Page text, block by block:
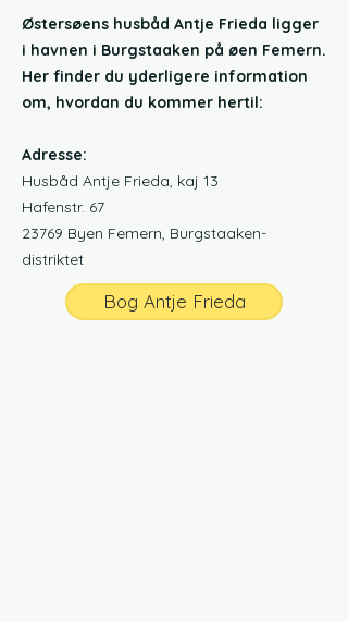
Østersøens husbåd Antje Frieda ligger
i havnen i Burgstaaken på øen Femern.
Her finder du yderligere information
om, hvordan du kommer hertil:
Adresse:
Husbåd Antje Frieda, kaj 13
Hafenstr. 67
23769 Byen Femern, Burgstaaken-
distriktet
Bog Antje Frieda